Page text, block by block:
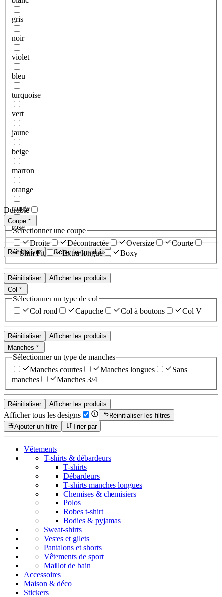
gris
noir
violet
bleu
turquoise
vert
jaune
beige
marron
orange
rouge
rose
Réinitialiser Afficher les produits
Durable
Coupe
Sélectionner une coupe
Droite
Décontractée Oversize
Courte
Slim Fit
Extra longue Boxy
Réinitialiser
Afficher les produits
Col
Sélectionner un type de col
Col rond
Capuche Col à boutons Col V
Réinitialiser
Afficher les produits
Manches
Sélectionner un type de manches
Manches courtes
Manches longues
Sans
manches
Manches 3/4
Réinitialiser Afficher les produits
Afficher tous les designs
Réinitialiser les filtres
Ajouter un filtre
Trier par
Vêtements
T-shirts & débardeurs
T-shirts
Débardeurs
T-shirts manches longues
Chemises & chemisiers
Polos
Robes t-shirt
Bodies & pyjamas
Sweat-shirts
Vestes et gilets
Pantalons et shorts
Vêtements de sport
Maillot de bain
Accessoires
Maison & déco
Stickers